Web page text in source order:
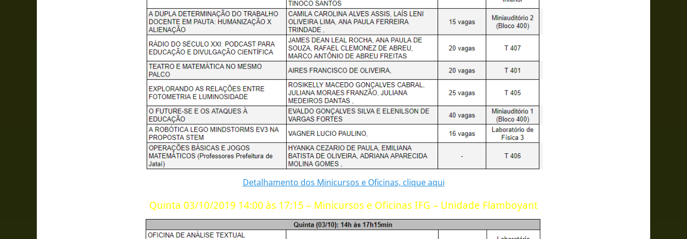
Detalhamento dos Minicursos e Oficinas, clique aqui
Quinta 03/10/2019 14:00 às 17:15 – Minicursos e Oficinas IFG – Unidade Flamboyant